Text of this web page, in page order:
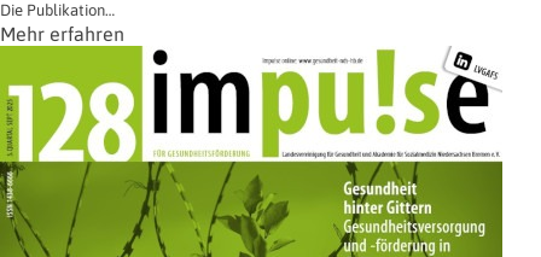
Die Publikation…
Mehr erfahren